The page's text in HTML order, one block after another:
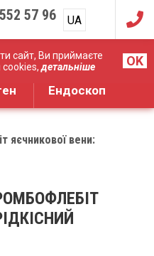
сайт, Ви приймаєте
cookies,детальніше OK
57 96 UA
RU
обладнання
Ендоскоп
яєчникової вени: